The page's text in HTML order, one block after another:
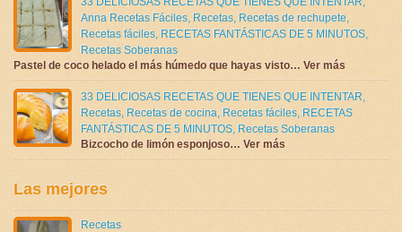
Anna Recetas Fáciles, Recetas, Recetas de rechupete,
Recetas fáciles, RECETAS FANTÁSTICAS DE 5 MINUTOS,
Recetas Soberanas
Pastel de coco helado el más húmedo que hayas visto… Ver más
33 DELICIOSAS RECETAS QUE TIENES QUE INTENTAR,
Recetas, Recetas de cocina, Recetas fáciles, RECETAS
FANTÁSTICAS DE 5 MINUTOS, Recetas Soberanas
Bizcocho de limón esponjoso… Ver más
Las mejores
Recetas